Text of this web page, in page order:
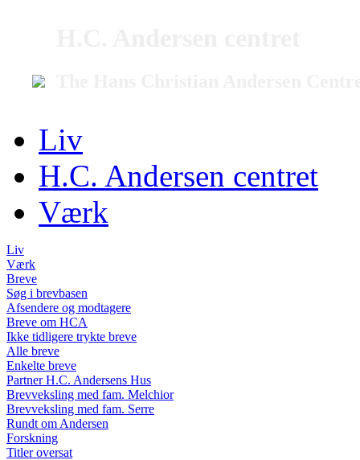
Liv
H.C. Andersen centret
Værk
Liv
Værk
Breve
Søg i brevbasen
Afsendere og modtagere
Breve om HCA
Ikke tidligere trykte breve
Alle breve
Enkelte breve
Partner H.C. Andersens Hus
Brevveksling med fam. Melchior
Brevveksling med fam. Serre
Rundt om Andersen
Forskning
Titler oversat